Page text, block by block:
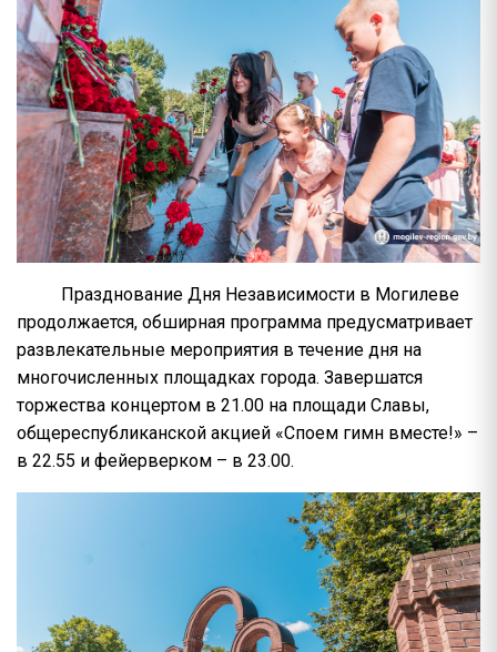
Празднование Дня Независимости в Могилеве
продолжается, обширная программа предусматривает
развлекательные мероприятия в течение дня на
многочисленных площадках города. Завершатся
торжества концертом в 21.00 на площади Славы,
общереспубликанской акцией «Споем гимн вместе!» –
в 22.55 и фейерверком – в 23.00.